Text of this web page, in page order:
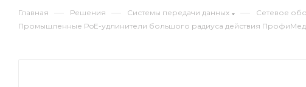
Главная — Решения — Системы передачи данных — Сетевое
Промышленные PoE-удлинители большого радиуса действия